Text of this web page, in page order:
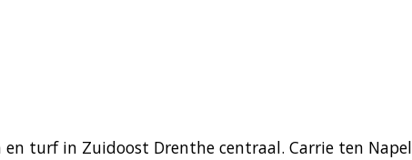
en turf in Zuidoost Drenthe centraal. Carrie ten Napel